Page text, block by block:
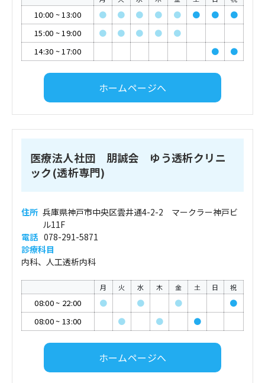
10:00 ~13:00 ● ● ● ● ● ● ●
●
15:00 ~19:00 ● ● ● ●
●
14:30 ~17:00 ● ●
ホームページへ
医療法人社団 朋誠会 ゆう透析クリニ
ック(透析専門)
住所 兵庫県神戸市中央区雲井通4-2-2 マークラー神戸ビ
ル11F
電話 078-291-5871
診療科目
内科、人工透析内科
月 火 水 木 金 土 日 祝
08:00~ 22:00 ● ● ●
●
08:00~ 13:00 ● ● ●
ホームページへ